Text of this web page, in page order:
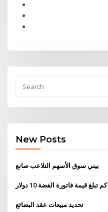
New Posts
بيني سوق الأسهم التلاعب صانع
كم تبلغ قيمة فاتورة الفضة 10 دولار
تحديد مبيعات عقد البضائع